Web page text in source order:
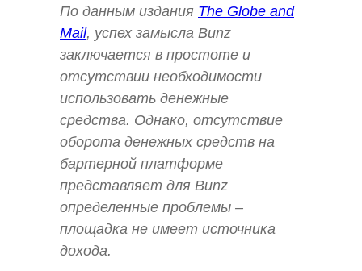
По данным издания The Globe and
Mail, успех замысла Bunz
заключается в простоте и
отсутствии необходимости
использовать денежные
средства. Однако, отсутствие
оборота денежных средств на
бартерной платформе
представляет для Bunz
определенные проблемы –
площадка не имеет источника
дохода.